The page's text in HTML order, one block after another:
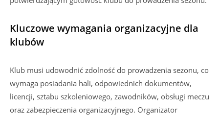
Kluczowe wymagania organizacyjne dla
klubów
Klub musi udowodnić zdolność do prowadzenia sezonu, co
wymaga posiadania hali, odpowiednich dokumentów,
licencji, sztabu szkoleniowego, zawodników, obsługi meczu
oraz zabezpieczenia organizacyjnego. Organizator